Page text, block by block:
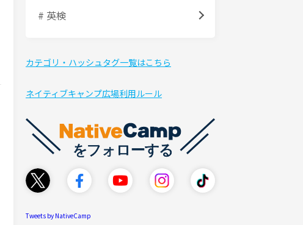
# 英検
カテゴリ・ハッシュタグ一覧はこちら
ネイティブキャンプ広場利用ルール
Tweets by NativeCamp